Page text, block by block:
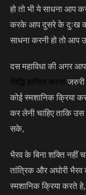
हो तो भी ये साधना आप
करके आप दुसरे के दुःख
साधना करनी हो तो
दस महाविधा की अगर
सिद्धि हासिल करनाजरुरी
कोई स्मशानिक क्रिया
कर लेनी चाहिए ताकि
सके,
भैरव के बिना शक्ति नहीं
तांत्रिक और अघोरी भैरव
स्मशानिक क्रिया करते हे,